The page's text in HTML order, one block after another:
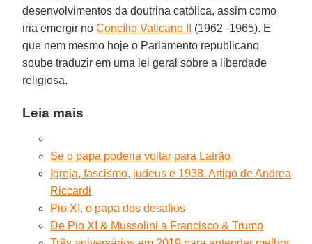
desenvolvimentos da doutrina católica, assim como
iria emergir noConcílio Vaticano II
(1962 -1965). E
que nem mesmo hoje o Parlamento republicano
soube traduzir em uma lei geral sobre a liberdade
religiosa.
Leia mais
Se o papa poderia voltar para Latrão
Igreja, fascismo, judeus e 1938. Artigo de Andrea
Riccardi
Pio XI, o papa dos desafios
De Pio XI & Mussolini a Francisco & Trump